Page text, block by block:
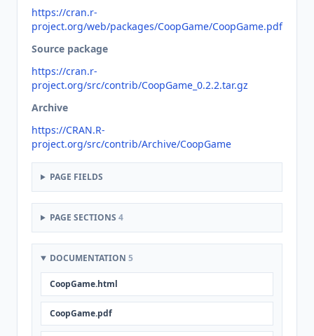
https://cran.r-
project.org/web/packages/CoopGame/CoopGame.pdf
Source package
https://cran.r-
project.org/src/contrib/CoopGame_0.2.2.tar.gz
Archive
https://CRAN.R-
project.org/src/contrib/Archive/CoopGame
PAGE FIELDS
PAGE SECTIONS 4
DOCUMENTATION 5
CoopGame.html
CoopGame.pdf